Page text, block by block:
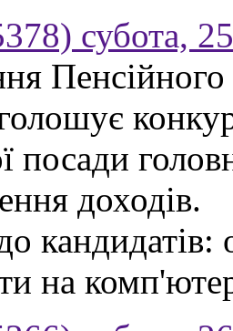
субота,
посади
доходів.
кандидатів:
на